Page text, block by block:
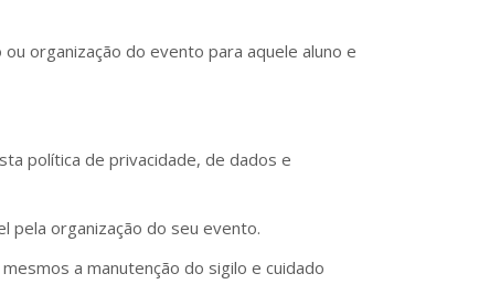
organização do evento para aquele aluno e
política de privacidade, de dados e
pela organização do seu evento.
a manutenção do sigilo e cuidado